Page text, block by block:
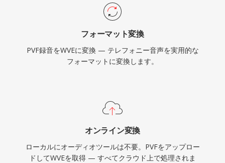
フォーマット変換
PVF録音をWVEに変換 — テレフォニー音声を実用的な
フォーマットに変換します。
オンライン変換
ローカルにオーディオツールは不要。PVFをアップロー
ドしてWVEを取得 — すべてクラウド上で処理されま